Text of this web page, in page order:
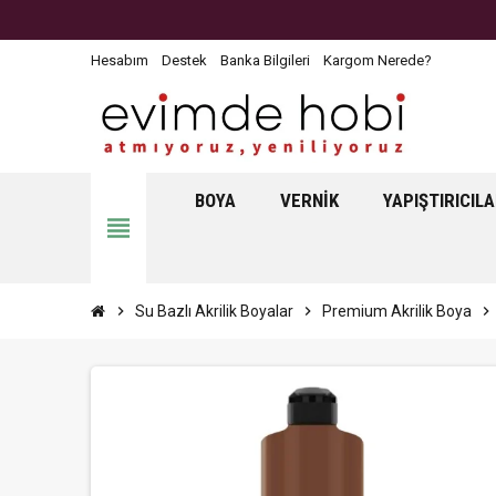
Hesabım Destek Banka Bilgileri Kargom Nerede?
view_headline
BOYA VERNIK
chevron_right Su Bazlı Akrilik Boyalar chevron_right Premium Akrilik Boya chevron_right